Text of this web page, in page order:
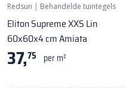
Redsun | Behandelde tuintegels
Eliton Supreme XXS Lin
60x60x4 cm Amiata
37,75 per m²